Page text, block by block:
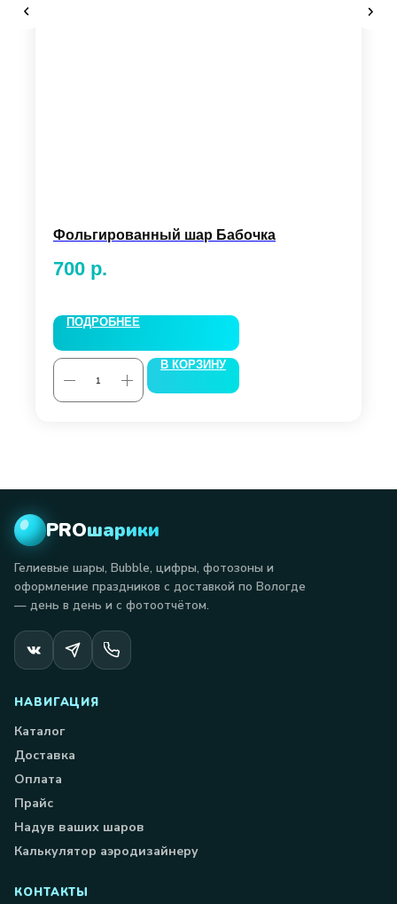
Фольгированный шар Бабочка
700 р.
ПОДРОБНЕЕ
В КОРЗИНУ
PROшарики
Гелиевые шары, Bubble, цифры, фотозоны и
оформление праздников с доставкой по Вологде
— день в день и с фотоотчётом.
НАВИГАЦИЯ
Каталог
Доставка
Оплата
Прайс
Надув ваших шаров
Калькулятор аэродизайнеру
КОНТАКТЫ